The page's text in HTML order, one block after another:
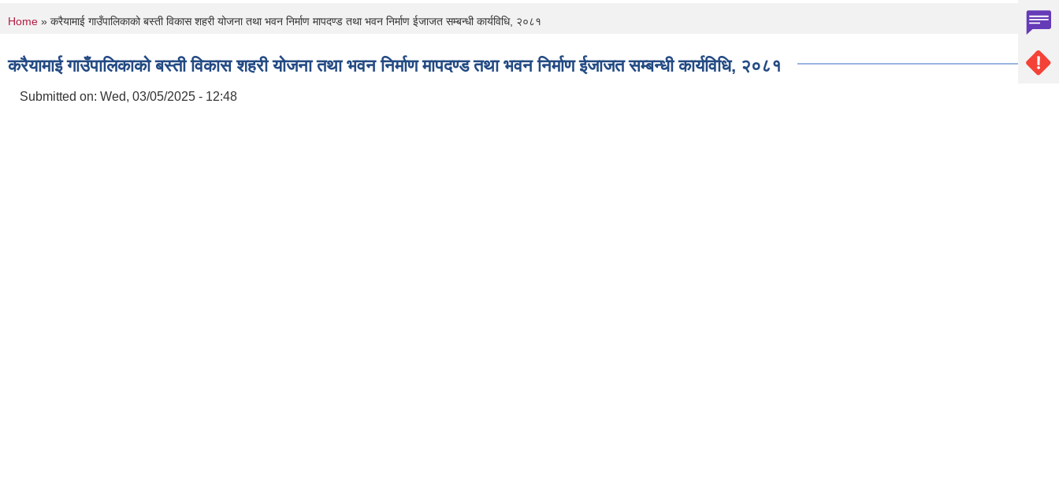
You are here
Home » करैयामाई गाउँपालिकाको बस्ती विकास शहरी योजना तथा भवन निर्माण मापदण्ड तथा भवन निर्माण ईजाजत सम्बन्धी कार्यविधि, २०८१
करैयामाई गाउँपालिकाको बस्ती विकास शहरी योजना तथा भवन निर्माण मापदण्ड तथा भवन निर्माण ईजाजत सम्बन्धी कार्यविधि, २०८१
Submitted on: Wed, 03/05/2025 - 12:48